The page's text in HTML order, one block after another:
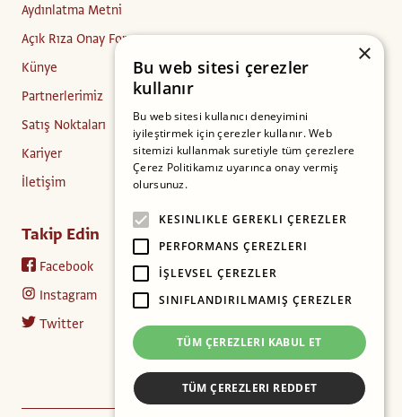
Aydınlatma Metni
Açık Rıza Onay Formu
Künye
Partnerlerimiz
Satış Noktaları
Kariyer
İletişim
Takip Edin
Facebook
Instagram
Twitter
×
Bu web sitesi çerezler
kullanır
Bu web sitesi kullanıcı deneyimini
iyileştirmek için çerezler kullanır. Web
sitemizi kullanmak suretiyle tüm çerezlere
Çerez Politikamız uyarınca onay vermiş
olursunuz.
KESINLIKLE GEREKLI ÇEREZLER
PERFORMANS ÇEREZLERI
İŞLEVSEL ÇEREZLER
SINIFLANDIRILMAMIŞ ÇEREZLER
TÜM ÇEREZLERI KABUL ET
TÜM ÇEREZLERI REDDET